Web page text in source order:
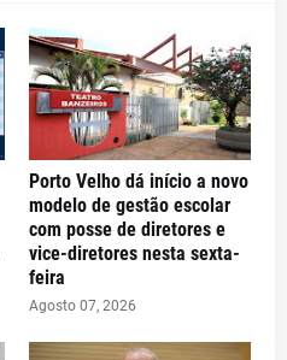
Porto Velho dá início a novo
modelo de gestão escolar
com posse de diretores e
vice-diretores nesta sexta-
feira
Agosto 07, 2026